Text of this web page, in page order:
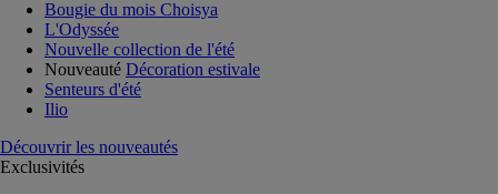
Bougie du mois Choisya
L'Odyssée
Nouvelle collection de l'été
Nouveauté Décoration estivale
Senteurs d'été
Ilio
Découvrir les nouveautés
Exclusivités